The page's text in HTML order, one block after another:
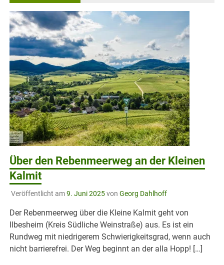
Über den Rebenmeerweg an der Kleinen
Kalmit
Veröffentlicht am9. Juni 2025von Georg Dahlhoff
Der Rebenmeerweg über die Kleine Kalmit geht von
Ilbesheim (Kreis Südliche Weinstraße) aus. Es ist ein
Rundweg mit niedrigerem Schwierigkeitsgrad, wenn auch
nicht barrierefrei. Der Weg beginnt an der alla Hopp! […]